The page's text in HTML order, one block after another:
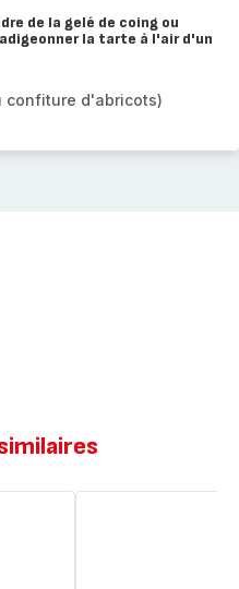
de la gelé de coing ou
la tarte à l'air d'un
confiture d'abricots)